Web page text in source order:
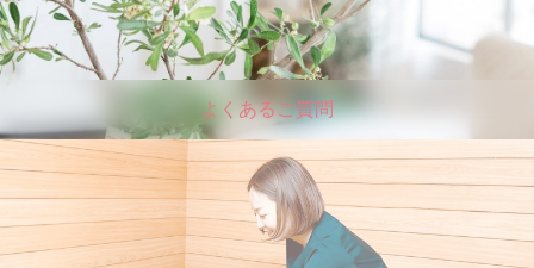
よくあるご質問